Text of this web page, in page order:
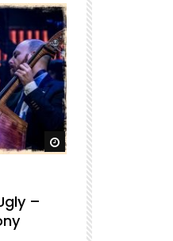
Daha sonra izle
–
For A Few
National